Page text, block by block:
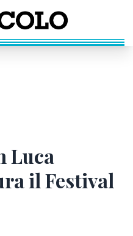
Luca
il Festival